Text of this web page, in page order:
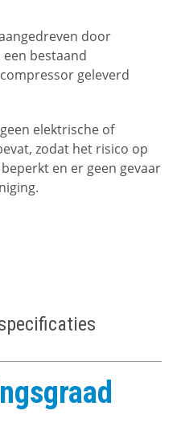
door
bestaand
geleverd
elektrische of
zodat het risico op
en er geen gevaar